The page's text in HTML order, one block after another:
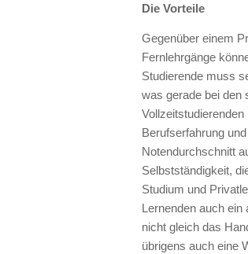
Die Vorteile
Gegenüber einem
Fernlehrgänge
Studierende muss
was gerade bei den
Berufserfahrung
Notendurchschnitt
Selbstständigkeit,
Studium und
Lernenden auch
nicht gleich das
übrigens auch eine